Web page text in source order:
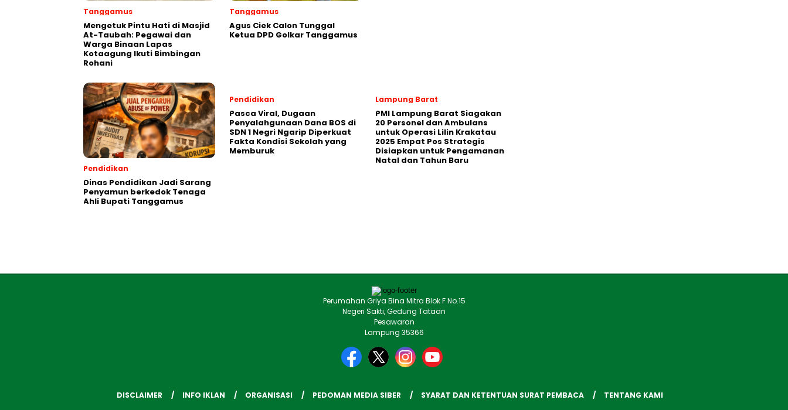
Tanggamus
Mengetuk Pintu Hati di Masjid
At-Taubah: Pegawai dan
Warga Binaan Lapas
Kotaagung Ikuti Bimbingan
Rohani
Tanggamus
Agus Ciek Calon Tunggal
Ketua DPD Golkar Tanggamus
Pendidikan
Dinas Pendidikan Jadi Sarang
Penyamun berkedok Tenaga
Ahli Bupati Tanggamus
Pendidikan
Pasca Viral, Dugaan
Penyalahgunaan Dana BOS di
SDN 1 Negri Ngarip Diperkuat
Fakta Kondisi Sekolah yang
Memburuk
Lampung Barat
PMI Lampung Barat Siagakan
20 Personel dan Ambulans
untuk Operasi Lilin Krakatau
2025 Empat Pos Strategis
Disiapkan untuk Pengamanan
Natal dan Tahun Baru
Perumahan Griya Bina Mitra Blok F No.15
Negeri Sakti, Gedung Tataan
Pesawaran
Lampung 35366
DISCLAIMER INFO IKLAN ORGANISASI PEDOMAN MEDIA SIBER SYARAT DAN KETENTUAN SURAT PEMBACA TENTANG KAMI